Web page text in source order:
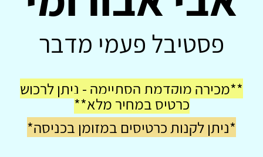
פסטיבל פעמי מדבר
**מכירה מוקדמת הסתיימה - ניתן לרכוש
כרטיס במחיר מלא**
*ניתן לקנות כרטיסים במזומן בכניסה*